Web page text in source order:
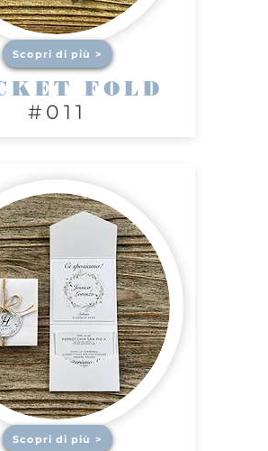
Scopri di più >
FOLD
#011
Scopri di più >